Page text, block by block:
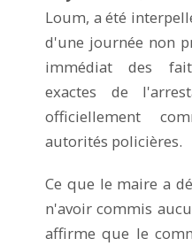
Loum, a été
d'une journée non
immédiat des
exactes de
officiellement
autorités policières.
Ce que le maire a
n'avoir commis
affirme que le